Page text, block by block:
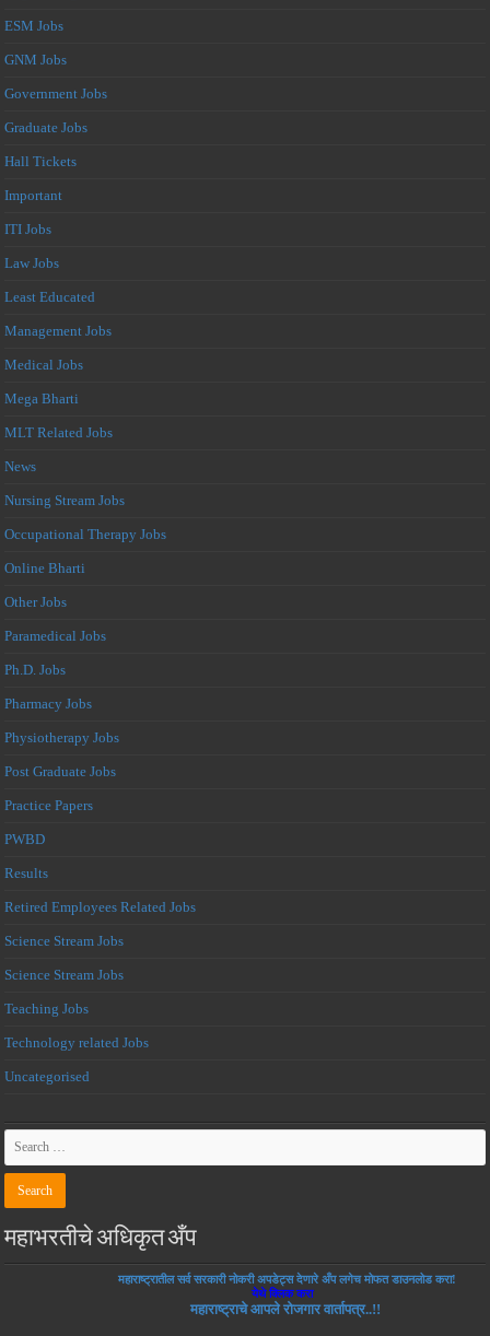
ESM Jobs
GNM Jobs
Government Jobs
Graduate Jobs
Hall Tickets
Important
ITI Jobs
Law Jobs
Least Educated
Management Jobs
Medical Jobs
Mega Bharti
MLT Related Jobs
News
Nursing Stream Jobs
Occupational Therapy Jobs
Online Bharti
Other Jobs
Paramedical Jobs
Ph.D. Jobs
Pharmacy Jobs
Physiotherapy Jobs
Post Graduate Jobs
Practice Papers
PWBD
Results
Retired Employees Related Jobs
Science Stream Jobs
Science Stream Jobs
Teaching Jobs
Technology related Jobs
Uncategorised
महाभरतीचे अधिकृत अँप
महाराष्ट्रातील सर्व सरकारी नोकरी अपडेट्स देणारे अँप लगेच मोफत डाउनलोड करा!
येथे क्लिक करा
महाराष्ट्राचे आपले रोजगार वार्तापत्र..!!